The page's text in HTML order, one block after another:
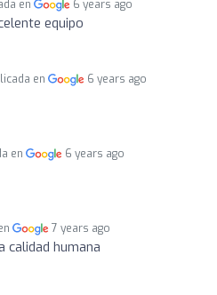
en 6 years ago
equipo
en 6 years ago
en 6 years ago
7 years ago
calidad humana